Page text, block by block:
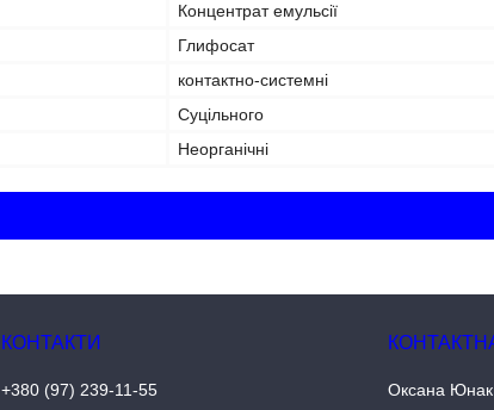
Концентрат емульсії
Глифосат
контактно-системні
Суцільного
Неорганічні
+380 (97) 239-11-55
Оксана Юнак